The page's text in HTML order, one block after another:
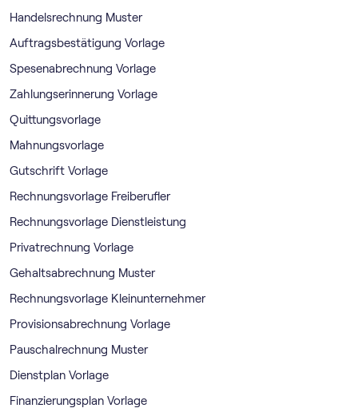
Handelsrechnung Muster
Auftragsbestätigung Vorlage
Spesenabrechnung Vorlage
Zahlungserinnerung Vorlage
Quittungsvorlage
Mahnungsvorlage
Gutschrift Vorlage
Rechnungsvorlage Freiberufler
Rechnungsvorlage Dienstleistung
Privatrechnung Vorlage
Gehaltsabrechnung Muster
Rechnungsvorlage Kleinunternehmer
Provisionsabrechnung Vorlage
Pauschalrechnung Muster
Dienstplan Vorlage
Finanzierungsplan Vorlage